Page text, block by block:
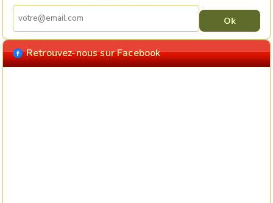
Retrouvez-nous sur Facebook